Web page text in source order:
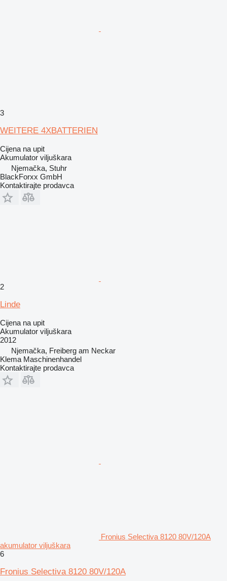
3
WEITERE 4XBATTERIEN
Cijena na upit
Akumulator viljuškara
Njemačka, Stuhr
BlackForxx GmbH
Kontaktirajte prodavca
2
Linde
Cijena na upit
Akumulator viljuškara
2012
Njemačka, Freiberg am Neckar
Klema Maschinenhandel
Kontaktirajte prodavca
Fronius Selectiva 8120 80V/120A
akumulator viljuškara
6
Fronius Selectiva 8120 80V/120A